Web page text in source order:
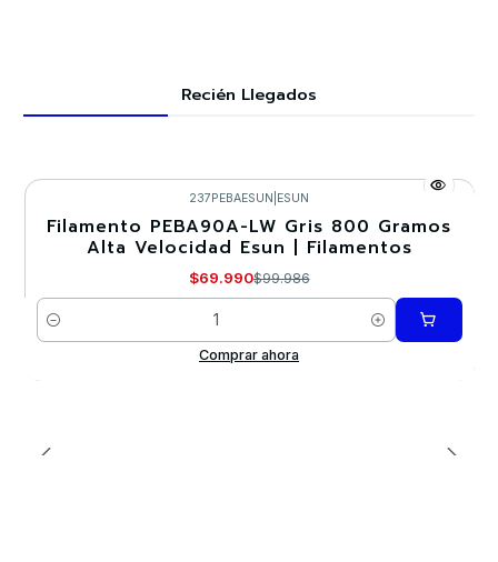
Recién Llegados
-30%
237PEBAESUN ESUN
Filamento PEBA90A-LW Gris 800 Gramos
Alta Velocidad Esun | Filamentos
$69.990$99.986
Cantidad
Comprar ahora